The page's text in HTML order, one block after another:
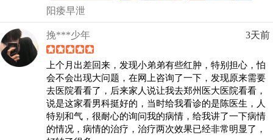
阳痿早泄
挽***少年 3天前
上个月出差回来，发现小弟弟有些红肿，特别担心，怕
会不会出现大问题，在网上咨询了一下，发现原来需要
去医院看看了，后来家人说让我去郑州医大医院看看，
说是这家看男科挺好的，当时给我看诊的是陈医生，人
特别和气，很耐心的询问我的病情，给我讲了一下病情
的情况，病情的治疗，治疗两次效果已经非常明显了，